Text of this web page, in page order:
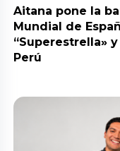
Aitana pone la
Mundial de
“Superestrella»
Perú